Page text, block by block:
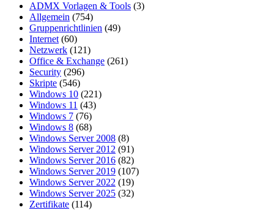
ADMX Vorlagen & Tools (3)
Allgemein (754)
Gruppenrichtlinien (49)
Internet (60)
Netzwerk (121)
Office & Exchange (261)
Security (296)
Skripte (546)
Windows 10 (221)
Windows 11 (43)
Windows 7 (76)
Windows 8 (68)
Windows Server 2008 (8)
Windows Server 2012 (91)
Windows Server 2016 (82)
Windows Server 2019 (107)
Windows Server 2022 (19)
Windows Server 2025 (32)
Zertifikate (114)